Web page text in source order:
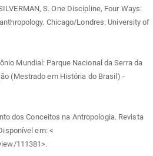
S. One Discipline, Four Ways:
Chicago/Londres: University of
Mundial: Parque Nacional da Serra da
(Mestrado em História do Brasil) -
dos Conceitos na Antropologia. Revista
em: <
111381>.